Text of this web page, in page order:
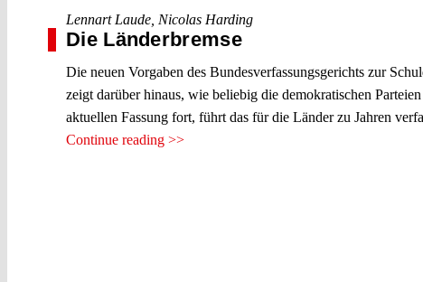
Lennart Laude Nicolas Harding
Die Länderbremse
Die neuen Vorgaben des Bundesverfassungsgerichts zur
zeigt darüber hinaus, wie beliebig die demokratischen
aktuellen Fassung fort, führt das für die Länder zu Jahren
Continue reading >>